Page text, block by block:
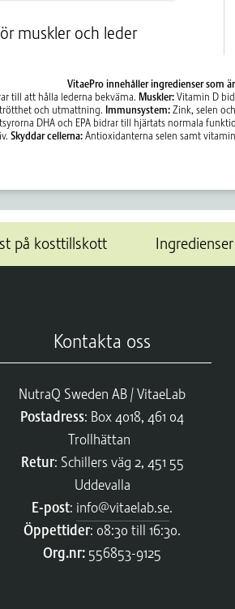
muskler och leder
VitaePro innehåller ingredienser som
till att hålla lederna bekväma. Muskler:Vitamin D
och utmattning. Immunsystem:Zink, selen
DHA och EPA bidrar till hjärtats normala
Skyddar cellerna:Antioxidanterna selen samt
på kosttillskott
Kontakta oss
NutraQ Sweden AB / VitaeLab
Postadress: Box 4018, 461 04
Trollhättan
Retur: Schillers väg 2, 451 55
Uddevalla
E-post: info@vitaelab.se.
Öppettider: 08:30 till 16:30.
Org.nr: 556853-9125